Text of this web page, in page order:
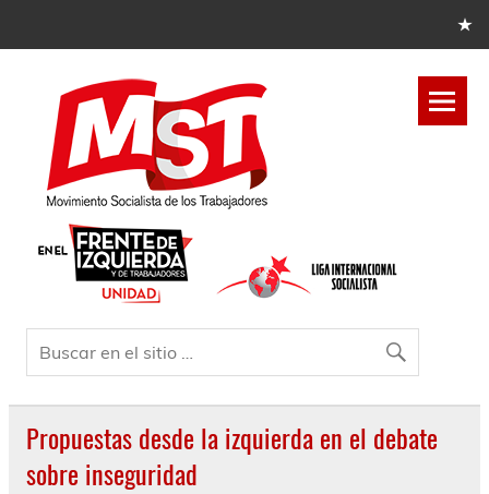
Propuestas desde la izquierda en el debate
sobre inseguridad